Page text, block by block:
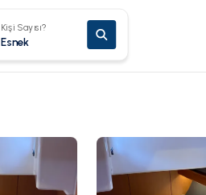
Kişi Sayısı?
Esnek